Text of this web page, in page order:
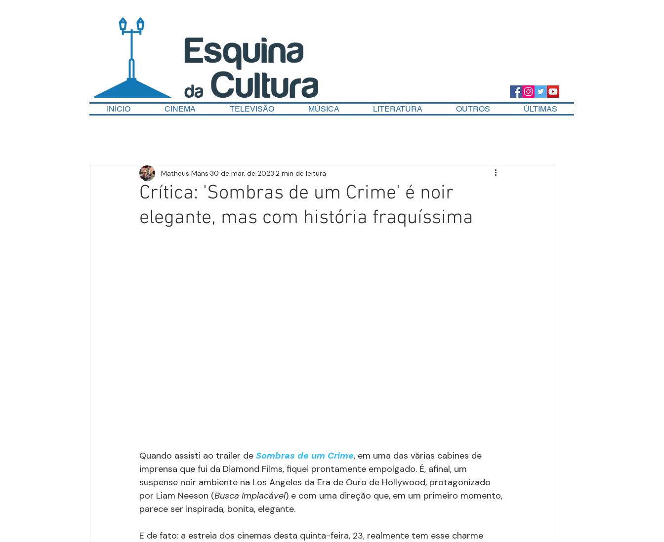
INÍCIO CINEMA TELEVISÃO MÚSICA LITERATURA OUTROS ÚLTIMAS
Crítica: 'Sombras de um Crime' é noir
elegante, mas com história fraquíssima
Matheus Mans 30 de mar. de 2023 2 min de leitura
Quando assisti ao trailer de Sombras de um Crime, em uma das várias cabines de
imprensa que fui da Diamond Films, fiquei prontamente empolgado. É, afinal, um
suspense noir ambiente na Los Angeles da Era de Ouro de Hollywood, protagonizado
por Liam Neeson (Busca Implacável) e com uma direção que, em um primeiro momento,
parece ser inspirada, bonita, elegante.
E de fato: a estreia dos cinemas desta quinta-feira, 23, realmente tem esse charme